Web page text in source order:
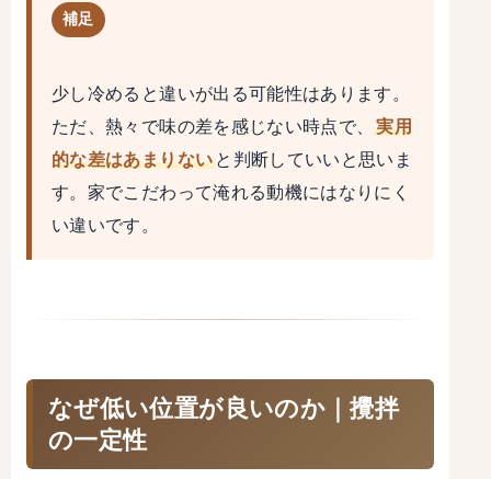
補足
少し冷めると違いが出る可能性はあります。
ただ、熱々で味の差を感じない時点で、実用
的な差はあまりない と判断していいと思いま
す。家でこだわって淹れる動機にはなりにく
い違いです。
なぜ低い位置が良いのか｜攪拌
の一定性